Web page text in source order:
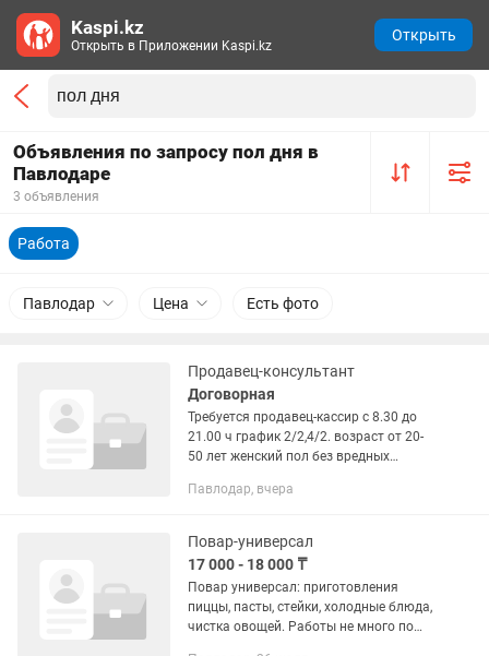
Объявления по запросу пол дня в
Павлодаре
3 объявления
Работа
Павлодар Цена Есть фото
Продавец-консультант
Договорная
Требуется продавец-кассир с 8.30 до
21.00 ч график 2/2,4/2. возраст от 20-
50 лет женский пол без вредных
рабочий день на продукты питания
Павлодар, вчера
Повар-универсал
17 000 - 18 000 ₸
Повар универсал: приготовления
пиццы, пасты, стейки, холодные блюда,
чистка овощей. Работы не много по
Kaspi.kz
Открыть в Приложении Kaspi.kz
Открыть